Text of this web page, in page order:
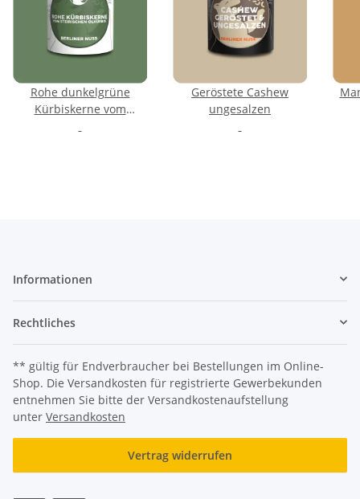
Rohe dunkelgrüne
Kürbiskerne vom
Geröstete Cashew
ungesalzen
Informationen
Rechtliches
** gültig für Endverbraucher bei Bestellungen im Online-
Shop. Die Versandkosten für registrierte Gewerbekunden
entnehmen Sie bitte der Versandkostenaufstellung
unter Versandkosten
Vertrag widerrufen